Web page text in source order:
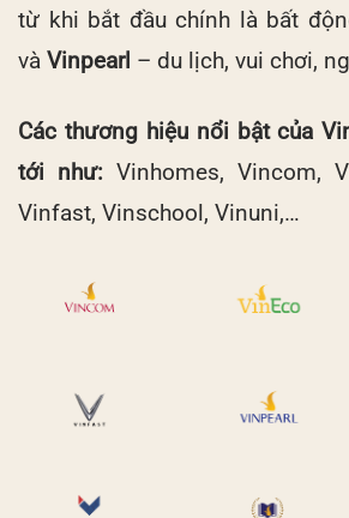
từ khi bắt đầu chính là bất
và Vinpearl – du lịch, vui chơi,
Các thương hiệu nổi bật của
tới như: Vinhomes, Vincom,
Vinfast, Vinschool, Vinuni,…